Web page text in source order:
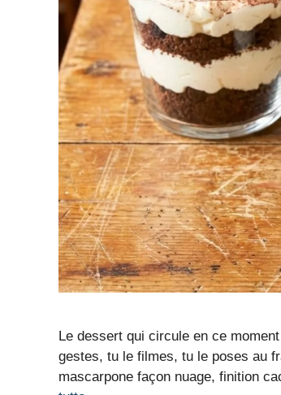
Le dessert qui circule en ce
gestes, tu le filmes, tu le poses au
mascarpone façon nuage, finition